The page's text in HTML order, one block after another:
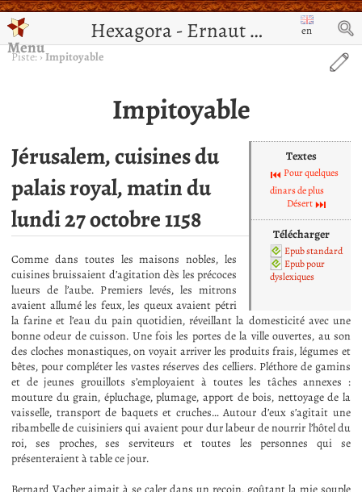
Hexagora - Ernaut de Jérusalem
Menu
en
Piste:›Impitoyable
Impitoyable
Textes
Pour quelques
dinars de plus
Désert
Télécharger
Epub standard
Epub pour
dyslexiques
Jérusalem, cuisines du
palais royal, matin du
lundi 27 octobre 1158
Comme dans toutes les maisons nobles, les
cuisines bruissaient d’agitation dès les précoces
lueurs de l’aube. Premiers levés, les mitrons
avaient allumé les feux, les queux avaient pétri
la farine et l’eau du pain quotidien, réveillant la domesticité avec une
bonne odeur de cuisson. Une fois les portes de la ville ouvertes, au son
des cloches monastiques, on voyait arriver les produits frais, légumes et
bêtes, pour compléter les vastes réserves des celliers. Pléthore de gamins
et de jeunes grouillots s’employaient à toutes les tâches annexes :
mouture du grain, épluchage, plumage, apport de bois, nettoyage de la
vaisselle, transport de baquets et cruches… Autour d’eux s’agitait une
ribambelle de cuisiniers qui avaient pour dur labeur de nourrir l’hôtel du
roi, ses proches, ses serviteurs et toutes les personnes qui se
présenteraient à table ce jour.